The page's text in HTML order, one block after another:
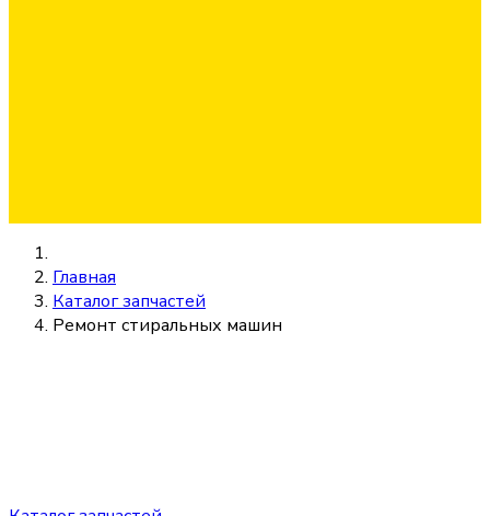
Главная
Каталог запчастей
Ремонт стиральных машин